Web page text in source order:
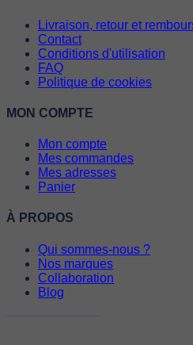
Livraison, retour et
Contact
Conditions d'utilisation
FAQ
Politique de cookies
MON COMPTE
Mon compte
Mes commandes
Mes adresses
Panier
À PROPOS
Qui sommes-nous ?
Nos marques
Collaboration
Blog